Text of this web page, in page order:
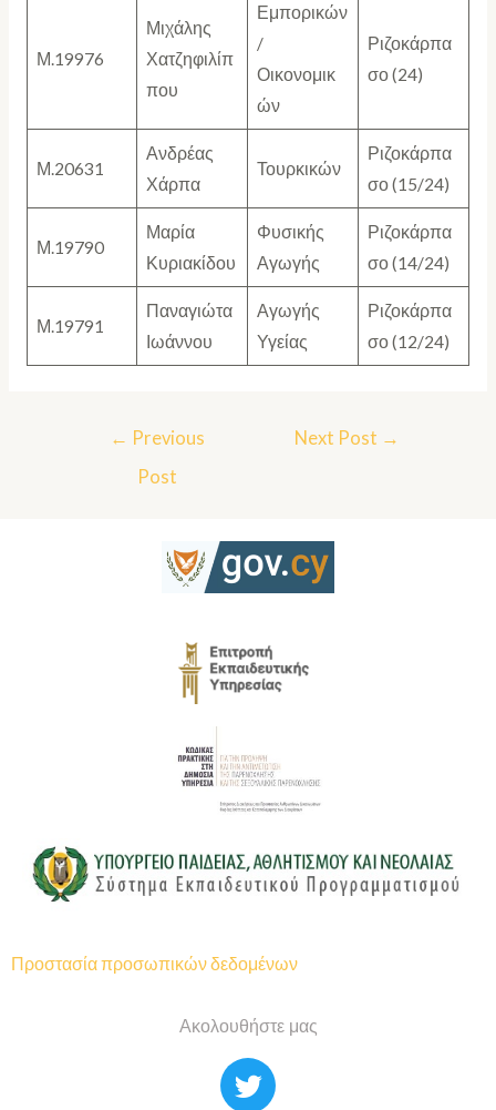
Μ.19976
Μιχάλης
Χατζηφιλίπ
που
Εμπορικών
/
Οικονομικ
ών
Ριζοκάρπα
σο (24)
Μ.20631
Ανδρέας
Χάρπα
Τουρκικών
Ριζοκάρπα
σο (15/24)
Μ.19790
Μαρία
Κυριακίδου
Φυσικής
Αγωγής
Ριζοκάρπα
σο (14/24)
Μ.19791
Παναγιώτα
Ιωάννου
Αγωγής
Υγείας
Ριζοκάρπα
σο (12/24)
← Previous
Post
Next Post →
Προστασία προσωπικών δεδομένων
Ακολουθήστε μας